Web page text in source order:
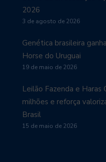
2026
3 de agosto de 2026
Genética brasileira
Horse do Uruguai
19 de maio de 2026
Leilão Fazenda e
milhões e reforça
Brasil
15 de maio de 2026